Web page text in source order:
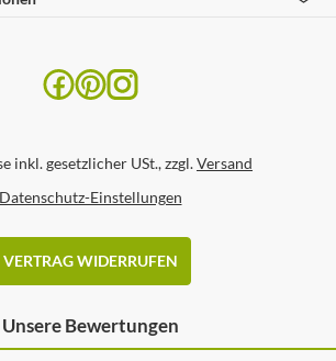
inkl. gesetzlicher USt., zzgl.Versand
Datenschutz-Einstellungen
VERTRAG WIDERRUFEN
Unsere Bewertungen